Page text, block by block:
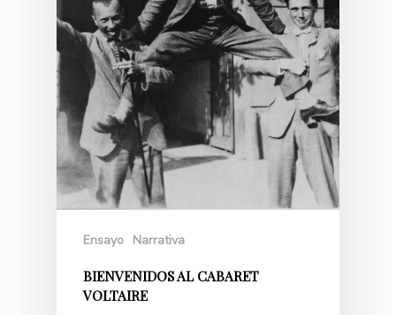
Ensayo Narrativa
BIENVENIDOS AL CABARET
VOLTAIRE